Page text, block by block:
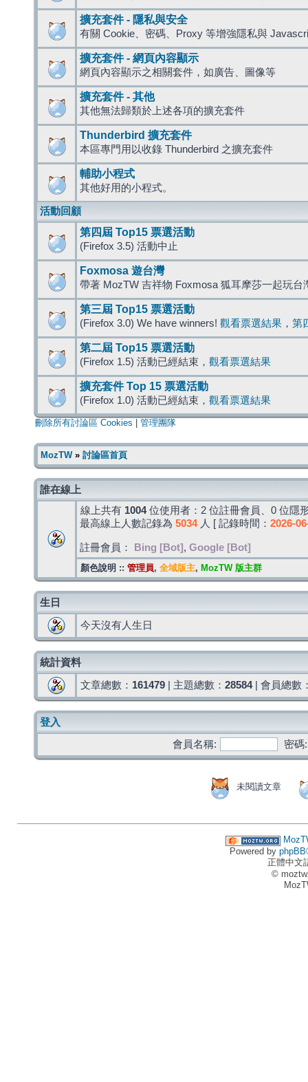
擴充套件 - 隱私與安全
有關 Cookie、密碼、Proxy 等增強隱私與
擴充套件 - 網頁內容顯示
網頁內容顯示之相關套件，如廣告、圖像等
擴充套件 - 其他
其他無法歸類於上述各項的擴充套件
Thunderbird 擴充套件
本區專門用以收錄 Thunderbird 之擴充套件
輔助小程式
其他好用的小程式。
活動回顧
第四屆 Top15 票選活動
(Firefox 3.5) 活動中止
Foxmosa 遊台灣
帶著 MozTW 吉祥物 Foxmosa 狐耳摩莎一起玩台
第三屆 Top15 票選活動
(Firefox 3.0) We have winners! 觀看票選結果 ， 第
第二屆 Top15 票選活動
(Firefox 1.5) 活動已經結束， 觀看票選結果
擴充套件 Top 15 票選活動
(Firefox 1.0) 活動已經結束， 觀看票選結果
刪除所有討論區 Cookies 管理團隊
MozTW» 討論區首頁
誰在線上
線上共有 1004位使用者：2 位註冊會員、0 位隱
最高線上人數記錄為 5034人 [ 記錄時間： 2026-
註冊會員： Bing [Bot] , Google [Bot]
顏色說明 :: 管理員, 全域版主, MozTW 版主群
生日
今天沒有人生日
統計資料
文章總數： 161479 | 主題總數： 28584| 會員總數
登入
會員名稱:
密碼:
未閱讀文章
Powered by phpBB
正體中文
©